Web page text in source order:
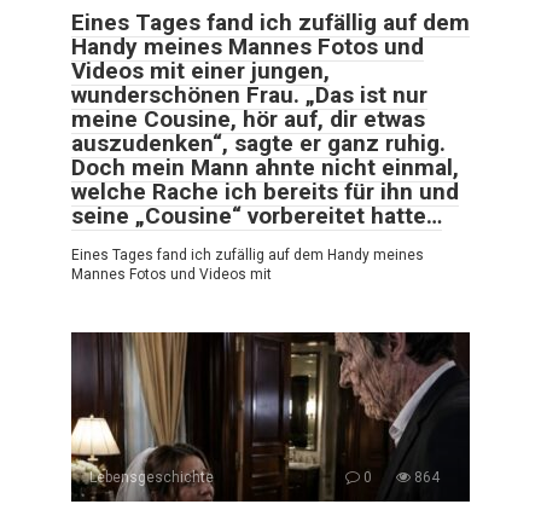
Eines Tages fand ich zufällig auf dem
Handy meines Mannes Fotos und
Videos mit einer jungen,
wunderschönen Frau. „Das ist nur
meine Cousine, hör auf, dir etwas
auszudenken“, sagte er ganz ruhig.
Doch mein Mann ahnte nicht einmal,
welche Rache ich bereits für ihn und
seine „Cousine“ vorbereitet hatte…
Eines Tages fand ich zufällig auf dem Handy meines
Mannes Fotos und Videos mit
Lebensgeschichte 0 864